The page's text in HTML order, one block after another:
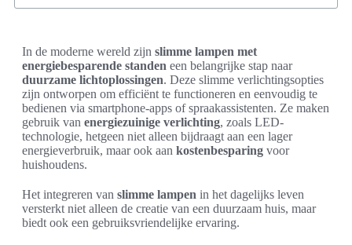
In de moderne wereld zijn slimme lampen met
energiebesparende standen een belangrijke stap naar
duurzame lichtoplossingen. Deze slimme verlichtingsopties
zijn ontworpen om efficiënt te functioneren en eenvoudig te
bedienen via smartphone-apps of spraakassistenten. Ze maken
gebruik van energiezuinige verlichting, zoals LED-
technologie, hetgeen niet alleen bijdraagt aan een lager
energieverbruik, maar ook aan kostenbesparing voor
huishoudens.
Het integreren van slimme lampen in het dagelijks leven
versterkt niet alleen de creatie van een duurzaam huis, maar
biedt ook een gebruiksvriendelijke ervaring.